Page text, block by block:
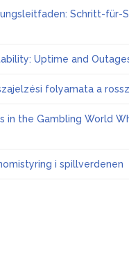
Schritt-für-
Uptime and
folyamata a
in the Gambling World
i spillverdenen